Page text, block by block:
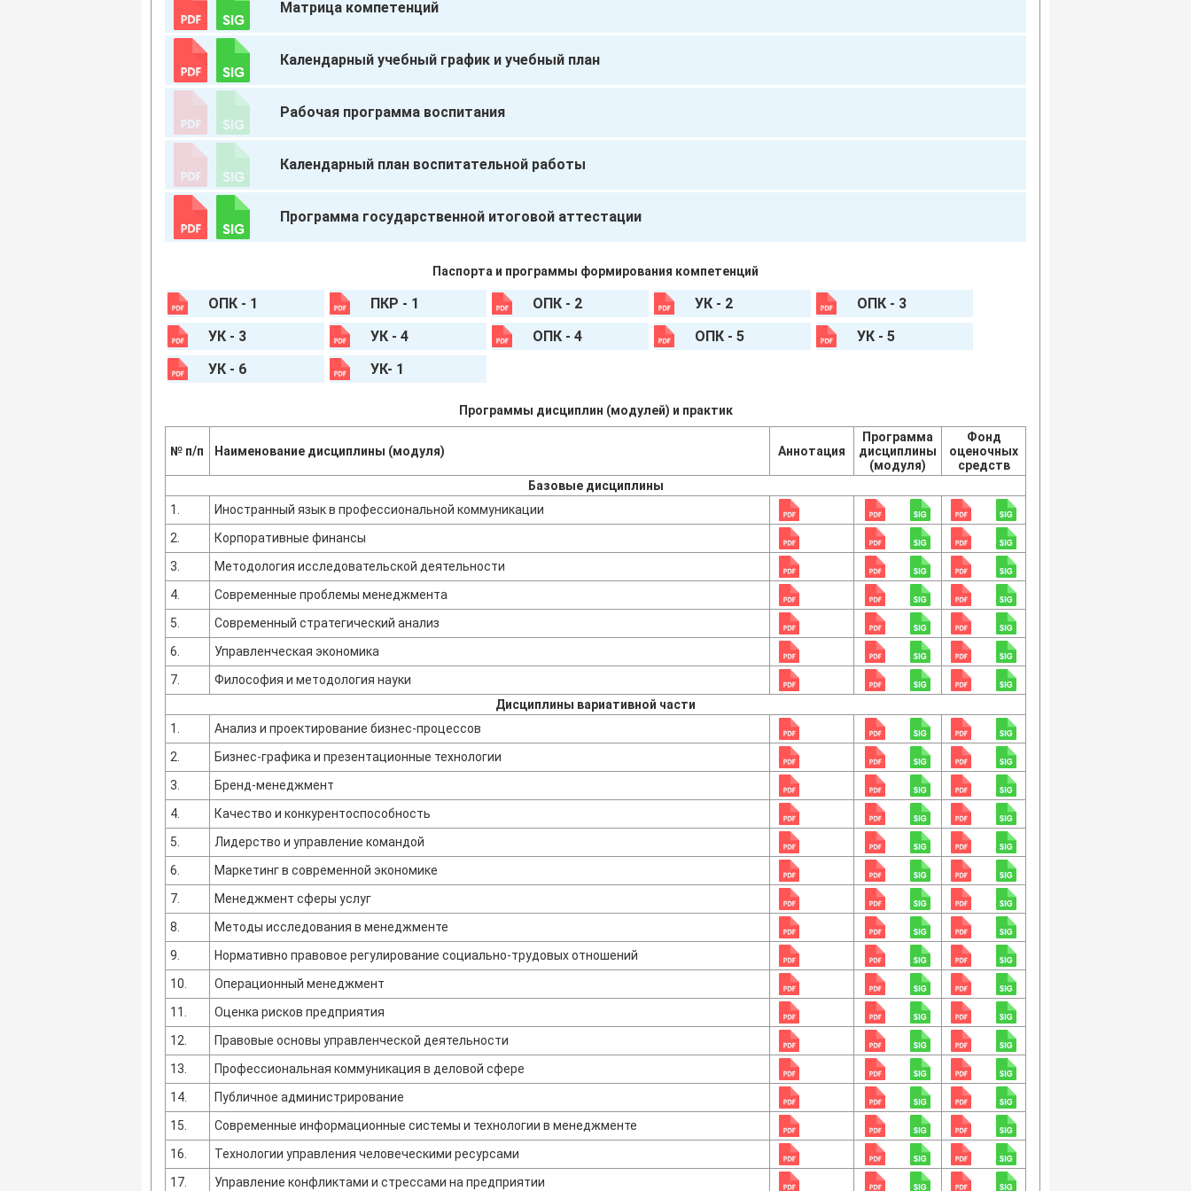
Матрица компетенций
Календарный учебный график и учебный план
Рабочая программа воспитания
Календарный план воспитательной работы
Программа государственной итоговой аттестации
Паспорта и программы формирования компетенций
ОПК - 1 ПКР - 1 ОПК - 2 УК - 2
ОПК - 3
УК - 3
УК - 4 ОПК - 4 ОПК - 5
УК - 5
УК - 6
УК- 1
Программы дисциплин (модулей) и практик
№ п/п Наименование дисциплины (модуля) Аннотация
Программа
дисциплины
(модуля)
Фонд
оценочных
средств
Базовые дисциплины
1.
Иностранный язык в профессиональной коммуникации
2.
Корпоративные финансы
3.
Методология исследовательской деятельности
4.
Современные проблемы менеджмента
5.
Современный стратегический анализ
6.
Управленческая экономика
7.
Философия и методология науки
Дисциплины вариативной части
1.
Анализ и проектирование бизнес-процессов
2.
Бизнес-графика и презентационные технологии
3.
Бренд-менеджмент
4.
Качество и конкурентоспособность
5.
Лидерство и управление командой
6.
Маркетинг в современной экономике
7.
Менеджмент сферы услуг
8.
Методы исследования в менеджменте
9.
Нормативно правовое регулирование социально-трудовых отношений
10.
Операционный менеджмент
11.
Оценка рисков предприятия
12.
Правовые основы управленческой деятельности
13.
Профессиональная коммуникация в деловой сфере
14.
Публичное администрирование
15.
Современные информационные системы и технологии в менеджменте
16.
Технологии управления человеческими ресурсами
17.
Управление конфликтами и стрессами на предприятии